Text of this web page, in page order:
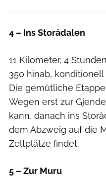
4 – Ins Storådalen
11 Kilometer, 4
350 hinab,
Die gemütliche
Wegen erst zur
kann, danach ins
dem Abzweig auf die
Zeltplätze findet.
5 – Zur Muru